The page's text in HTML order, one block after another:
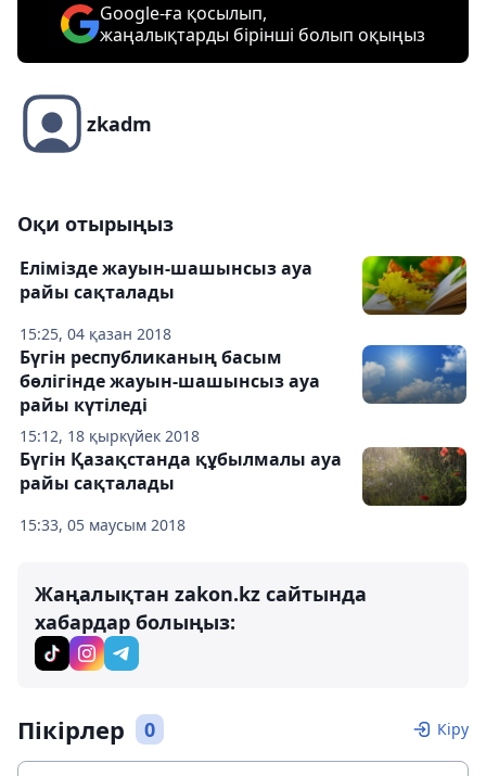
Google-ға қосылып,
жаңалықтарды бірінші болып оқыңыз
zkadm
Оқи отырыңыз
15:25, 04 қазан 2018
Елімізде жауын-шашынсыз ауа
райы сақталады
15:12, 18 қыркүйек 2018
Бүгін республиканың басым
бөлігінде жауын-шашынсыз ауа
райы күтіледі
15:33, 05 маусым 2018
Бүгін Қазақстанда құбылмалы ауа
райы сақталады
Жаңалықтан zakon.kz сайтында
хабардар болыңыз:
Пікірлер 0 Кіру